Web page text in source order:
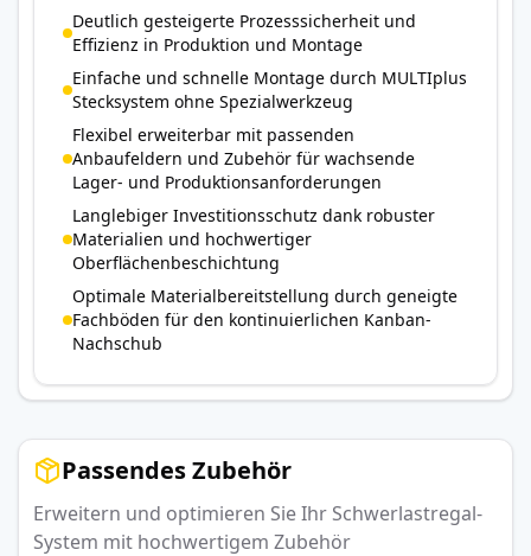
Deutlich gesteigerte Prozesssicherheit und
Effizienz in Produktion und Montage
Einfache und schnelle Montage durch MULTIplus
Stecksystem ohne Spezialwerkzeug
Flexibel erweiterbar mit passenden
Anbaufeldern und Zubehör für wachsende
Lager- und Produktionsanforderungen
Langlebiger Investitionsschutz dank robuster
Materialien und hochwertiger
Oberflächenbeschichtung
Optimale Materialbereitstellung durch geneigte
Fachböden für den kontinuierlichen Kanban-
Nachschub
Passendes Zubehör
Erweitern und optimieren Sie Ihr Schwerlastregal-
System mit hochwertigem Zubehör